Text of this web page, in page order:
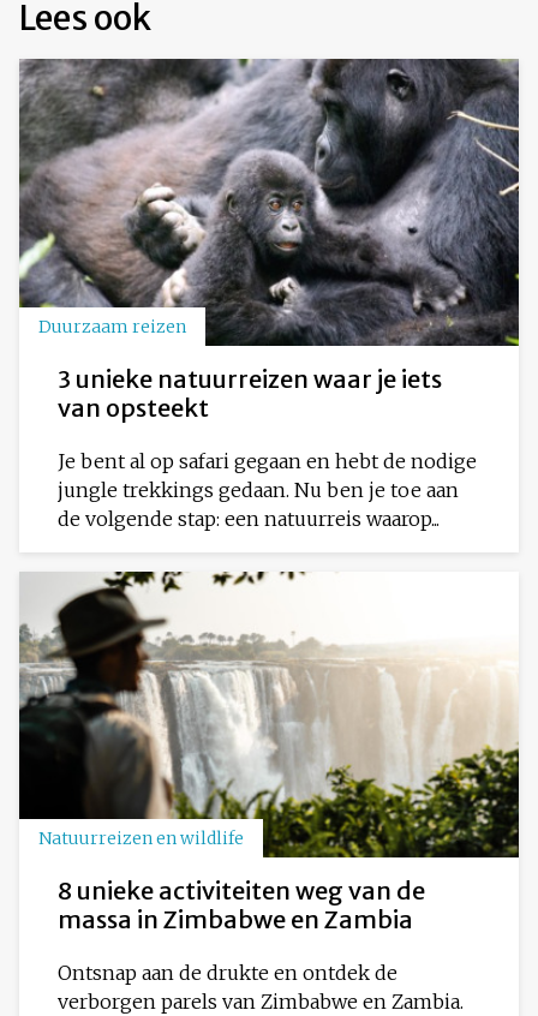
Lees ook
Duurzaam reizen
3 unieke natuurreizen waar je iets
van opsteekt
Je bent al op safari gegaan en hebt de nodige
jungle trekkings gedaan. Nu ben je toe aan
de volgende stap: een natuurreis waarop...
Natuurreizen en wildlife
8 unieke activiteiten weg van de
massa in Zimbabwe en Zambia
Ontsnap aan de drukte en ontdek de
verborgen parels van Zimbabwe en Zambia.